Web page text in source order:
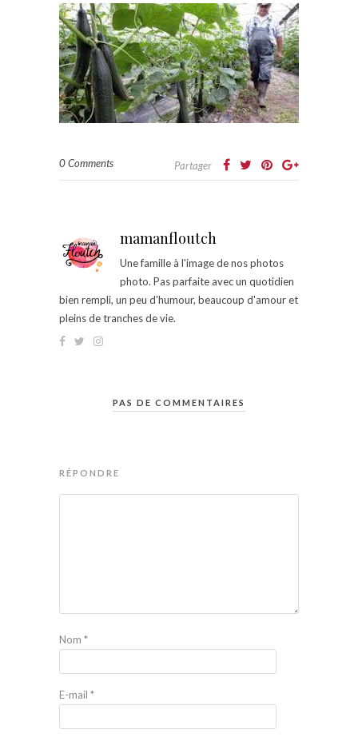
0 Comments Partager
mamanfloutch
Une famille à l'image de nos photos
photo. Pas parfaite avec un quotidien
bien rempli, un peu d'humour, beaucoup d'amour et
pleins de tranches de vie.
PAS DE COMMENTAIRES
RÉPONDRE
Nom *
E-mail *